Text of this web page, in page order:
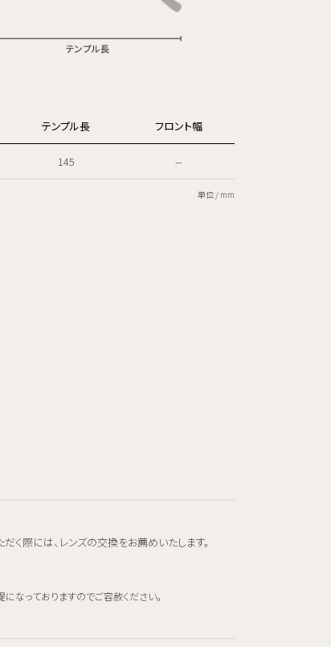
テンプル長 フロント幅
145 --
単位 / mm
く際には、レンズの交換をお薦めいたします。
なっておりますのでご容赦ください。